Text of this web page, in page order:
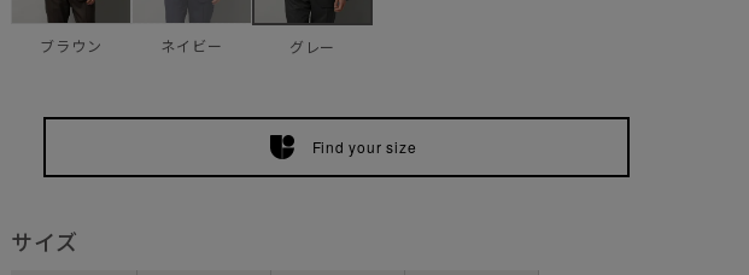
ブラウン ネイビー グレー
Find your size
サイズ